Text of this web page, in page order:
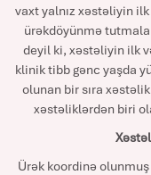
vaxt yalnız xəstəliyin
ürəkdöyünmə
deyil ki, xəstəliyin ilk
klinik tibb gənc yaşda
olunan bir sıra
xəstəliklərdən biri
Ürək koordinə